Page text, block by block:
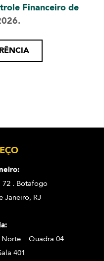
Financeiro de
72 . Botafogo
Janeiro, RJ
– Quadra 04
401